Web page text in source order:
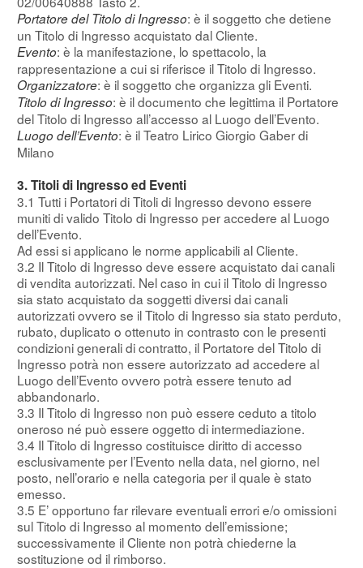
Portatore del Titolo di Ingresso: è il soggetto che detiene
un Titolo di Ingresso acquistato dal Cliente.
Evento: è la manifestazione, lo spettacolo, la
rappresentazione a cui si riferisce il Titolo di Ingresso.
Organizzatore: è il soggetto che organizza gli Eventi.
Titolo di Ingresso: è il documento che legittima il Portatore
del Titolo di Ingresso all’accesso al Luogo dell’Evento.
Luogo dell’Evento: è il Teatro Lirico Giorgio Gaber di
Milano
3. Titoli di Ingresso ed Eventi
3.1 Tutti i Portatori di Titoli di Ingresso devono essere
muniti di valido Titolo di Ingresso per accedere al Luogo
dell’Evento.
Ad essi si applicano le norme applicabili al Cliente.
3.2 Il Titolo di Ingresso deve essere acquistato dai canali
di vendita autorizzati. Nel caso in cui il Titolo di Ingresso
sia stato acquistato da soggetti diversi dai canali
autorizzati ovvero se il Titolo di Ingresso sia stato perduto,
rubato, duplicato o ottenuto in contrasto con le presenti
condizioni generali di contratto, il Portatore del Titolo di
Ingresso potrà non essere autorizzato ad accedere al
Luogo dell’Evento ovvero potrà essere tenuto ad
abbandonarlo.
3.3 Il Titolo di Ingresso non può essere ceduto a titolo
oneroso né può essere oggetto di intermediazione.
3.4 Il Titolo di Ingresso costituisce diritto di accesso
esclusivamente per l’Evento nella data, nel giorno, nel
posto, nell’orario e nella categoria per il quale è stato
emesso.
3.5 E’ opportuno far rilevare eventuali errori e/o omissioni
sul Titolo di Ingresso al momento dell’emissione;
successivamente il Cliente non potrà chiederne la
sostituzione od il rimborso.